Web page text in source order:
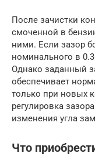
После зачистки
смоченной в
ними. Если зазор
номинального в
Однако заданный
обеспечивает
только при новых
регулировка
изменения угла
Что